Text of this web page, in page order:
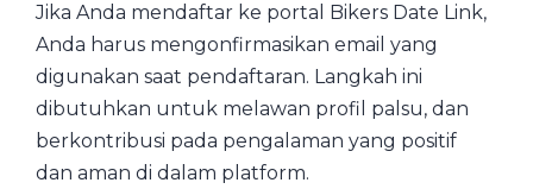
Jika Anda mendaftar ke portal Bikers Date Link,
Anda harus mengonfirmasikan email yang
digunakan saat pendaftaran. Langkah ini
dibutuhkan untuk melawan profil palsu, dan
berkontribusi pada pengalaman yang positif
dan aman di dalam platform.